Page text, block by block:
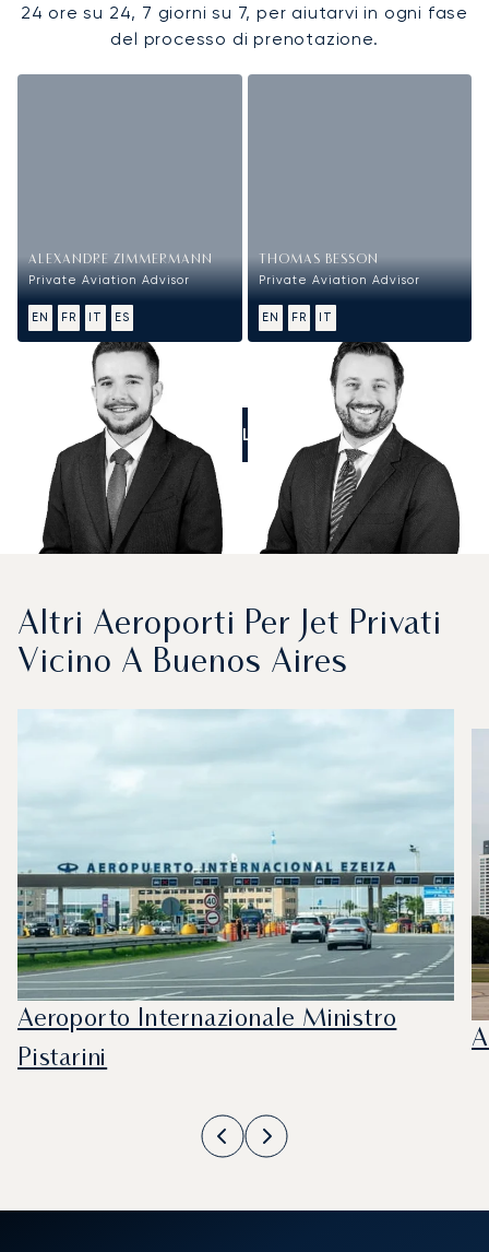
24 ore su 24, 7 giorni su 7, per aiutarvi in ogni fase
del processo di prenotazione.
ALEXANDRE ZIMMERMANN
Private Aviation Advisor
EN FR IT ES
THOMAS BESSON
Private Aviation Advisor
EN FR IT
CALL US
Altri Aeroporti Per Jet Privati
Vicino A Buenos Aires
Aeroporto Internazionale Ministro
Pistarini